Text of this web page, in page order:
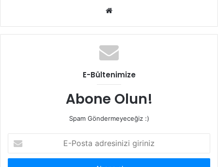
Web
E-Bültenimize
Abone Olun!
Spam Göndermeyeceğiz :)
Posta
adresinizi